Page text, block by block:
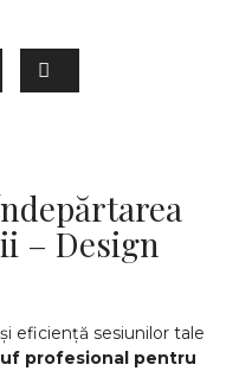
– Design
eficiență sesiunilor tale
profesional pentru